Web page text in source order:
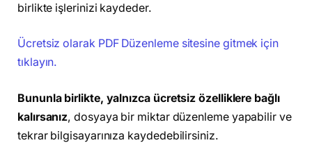
birlikte işlerinizi kaydeder.
Ücretsiz olarak PDF Düzenleme sitesine gitmek için
tıklayın.
Bununla birlikte, yalnızca ücretsiz özelliklere bağlı
kalırsanız, dosyaya bir miktar düzenleme yapabilir ve
tekrar bilgisayarınıza kaydedebilirsiniz.